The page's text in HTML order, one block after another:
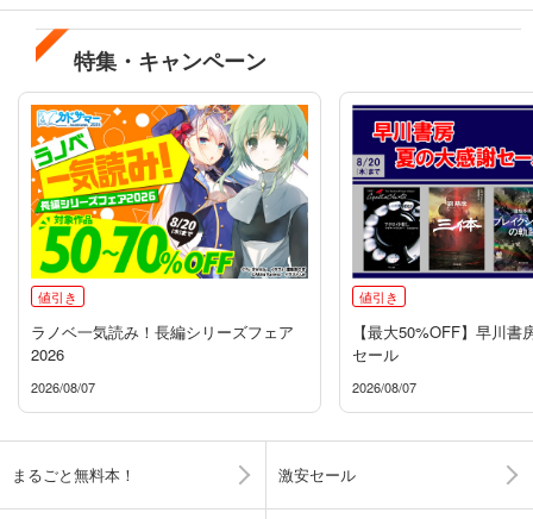
特集・キャンペーン
値引き
ラノベ一気読み！長編シリーズフェア
2026
2026/08/07
値引き
【最大50%OFF】早川書
セール
2026/08/07
まるごと無料本！ 激安セール